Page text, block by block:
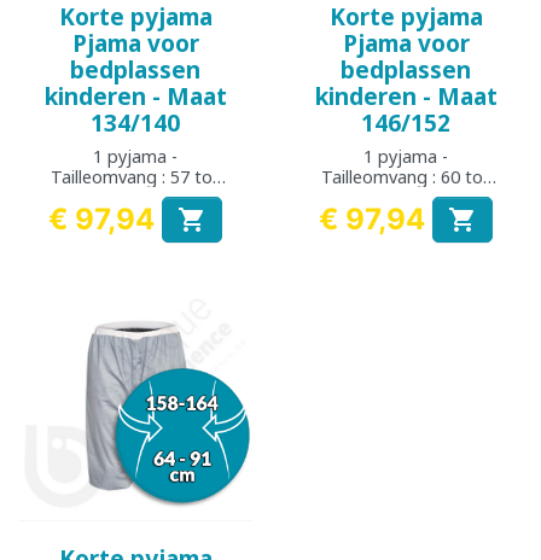
Korte pyjama
Pjama voor
bedplassen
kinderen - Maat
134/140
1 pyjama -
Tailleomvang : 57 tot
Prijs
€ 97,94 
Korte pyjama
Pjama voor
bedplassen
kinderen - Maat
146/152
1 pyjama -
Tailleomvang : 60 tot
Prijs
€ 97,94 